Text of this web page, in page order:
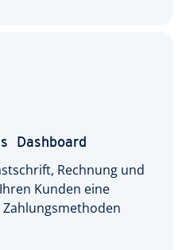
Dashboard
Rechnung und
Kunden eine